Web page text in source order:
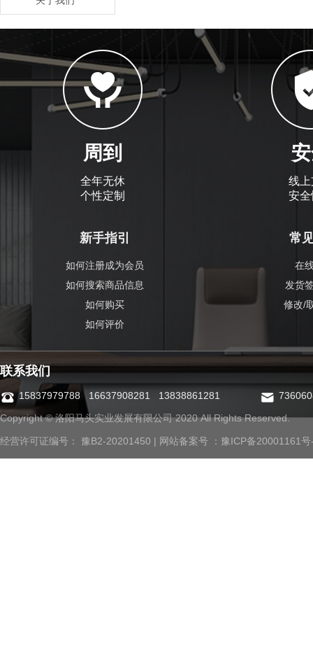
周到
全年无休
个性定制
线
安
新手指引
如何注册成为会员
如何搜索商品信息
如何购买
如何评价
常
在
发货
修改/
联系我们
15837979788 16637908281 13838861281
Copyright © 洛阳马头实业发展有限公司 2020 All Rights Reserved.
经营许可证编号： 豫B2-20201450 | 网站备案号 ： 豫ICP备20001161号